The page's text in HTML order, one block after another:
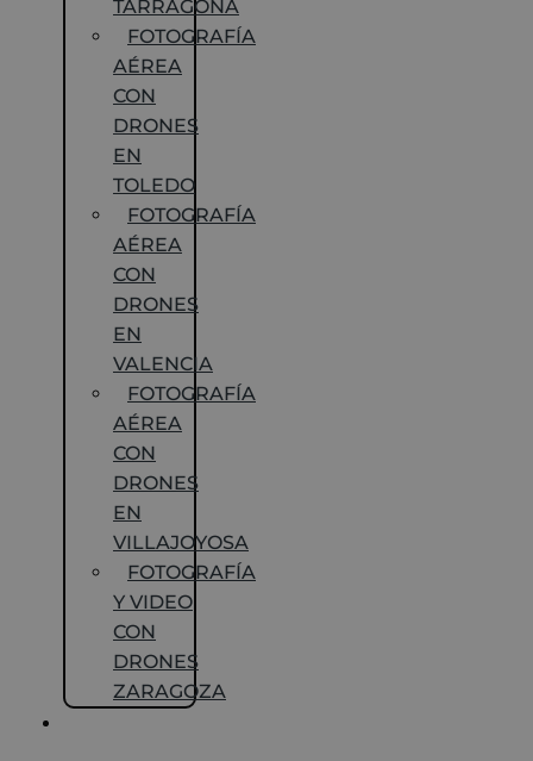
TARRAGONA
FOTOGRAFÍA
AÉREA
CON
DRONES
EN
TOLEDO
FOTOGRAFÍA
AÉREA
CON
DRONES
EN
VALENCIA
FOTOGRAFÍA
AÉREA
CON
DRONES
EN
VILLAJOYOSA
FOTOGRAFÍA
Y VIDEO
CON
DRONES
ZARAGOZA